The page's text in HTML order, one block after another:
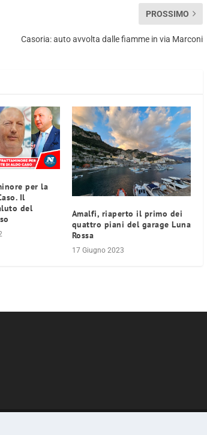
PROSSIMO
Casoria: auto avvolta dalle fiamme in via Marconi
per la
Il
del
Amalfi, riaperto il primo dei
quattro piani del garage Luna
Rossa
17 Giugno 2023